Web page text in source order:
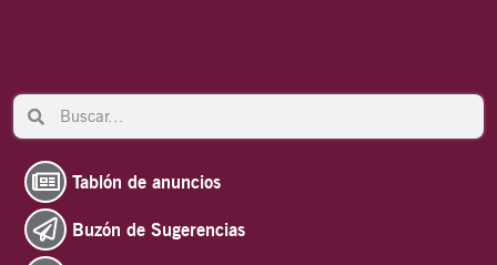
Search Search
Tablón de anuncios
Buzón de Sugerencias